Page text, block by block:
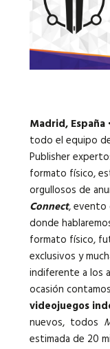
Madrid, España
todo el equipo
Publisher
formato físico,
orgullosos de
Connect, evento
donde
formato físico,
exclusivos y
indiferente a los
ocasión
videojuegos
nuevos, todos
estimada de 20